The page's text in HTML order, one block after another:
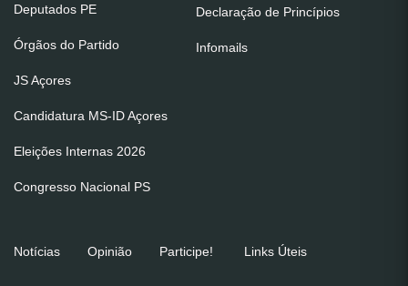
Deputados PE
Órgãos do Partido
JS Açores
Candidatura MS-ID Açores
Eleições Internas 2026
Congresso Nacional PS
Declaração de Princípios
Infomails
Notícias Opinião Participe! Links Úteis